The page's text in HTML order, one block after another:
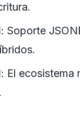
: Soporte
: El ecosistema